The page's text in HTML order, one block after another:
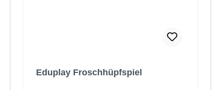
Eduplay Froschhüpfspiel